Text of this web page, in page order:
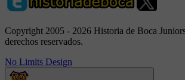
Copyright 2005 - 2026 Historia de Boca
derechos reservados.
No Limits Design